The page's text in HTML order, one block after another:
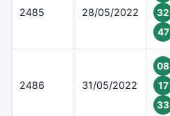
2485 28/05/2022
32
47
2486 31/05/2022
08
17
33